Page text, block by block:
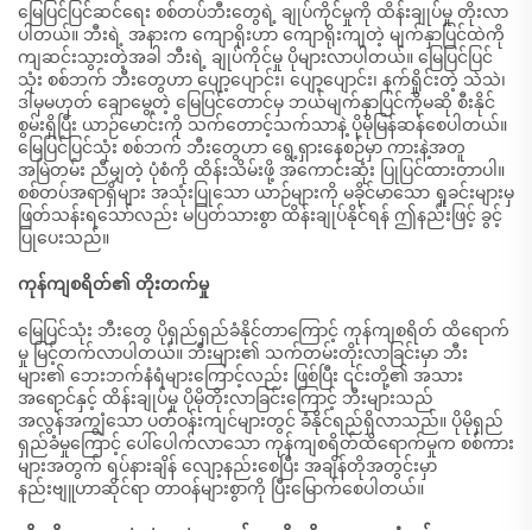
မြေပြင်ပြင်ဆင်ရေး စစ်တပ်ဘီးတွေရဲ့ ချုပ်ကိုင်မှုကို ထိန်းချုပ်မှု တိုးလာ
ပါတယ်။ ဘီးရဲ့ အနားက ကျောရိုးဟာ ကျောရိုးကျတဲ့ မျက်နှာပြင်ထဲကို
ကျဆင်းသွားတဲ့အခါ ဘီးရဲ့ ချုပ်ကိုင်မှု ပိုများလာပါတယ်။ မြေပြင်ပြင်
သုံး စစ်ဘက် ဘီးတွေဟာ ပျော့ပျောင်း၊ ပျော့ပျောင်း၊ နက်ရှိုင်းတဲ့ သဲသဲ၊
ဒါမှမဟုတ် ချောမွေ့တဲ့ မြေပြင်တောင်မှ ဘယ်မျက်နှာပြင်ကိုမဆို စီးနိုင်
စွမ်းရှိပြီး ယာဉ်မောင်းကို သက်တောင့်သက်သာနဲ့ ပိုမိုမြန်ဆန်စေပါတယ်။
မြေပြင်ပြင်သုံး စစ်ဘက် ဘီးတွေဟာ ရွေ့ရှားနေစဉ်မှာ ကားနဲ့အတူ
အမြဲတမ်း ညီမျှတဲ့ ပုံစံကို ထိန်းသိမ်းဖို့ အကောင်းဆုံး ပြုပြင်ထားတာပါ။
စစ်တပ်အရာရှိများ အသုံးပြုသော ယာဉ်များကို မခိုင်မာသော ရှုခင်းများမှ
ဖြတ်သန်းရသော်လည်း မပြတ်သားစွာ ထိန်းချုပ်နိုင်ရန် ဤနည်းဖြင့် ခွင့်
ပြုပေးသည်။
ကုန်ကျစရိတ်၏ တိုးတက်မှု
မြေပြင်သုံး ဘီးတွေ ပိုရှည်ရှည်ခံနိုင်တာကြောင့် ကုန်ကျစရိတ် ထိရောက်
မှု မြင့်တက်လာပါတယ်။ ဘီးများ၏ သက်တမ်းတိုးလာခြင်းမှာ ဘီး
များ၏ ဘေးဘက်နံရံများကြောင့်လည်း ဖြစ်ပြီး ၎င်းတို့၏ အသား
အရောင်နှင့် ထိန်းချုပ်မှု ပိုမိုတိုးလာခြင်းကြောင့် ဘီးများသည်
အလွန်အကျွံသော ပတ်ဝန်းကျင်များတွင် ခံနိုင်ရည်ရှိလာသည်။ ပိုမိုရှည်
ရှည်ခံမှုကြောင့် ပေါ်ပေါက်လာသော ကုန်ကျစရိတ်ထိရောက်မှုက စစ်ကား
များအတွက် ရပ်နားချိန် လျော့နည်းစေပြီး အချိန်တိုအတွင်းမှာ
နည်းဗျူဟာဆိုင်ရာ တာဝန်များစွာကို ပြီးမြောက်စေပါတယ်။